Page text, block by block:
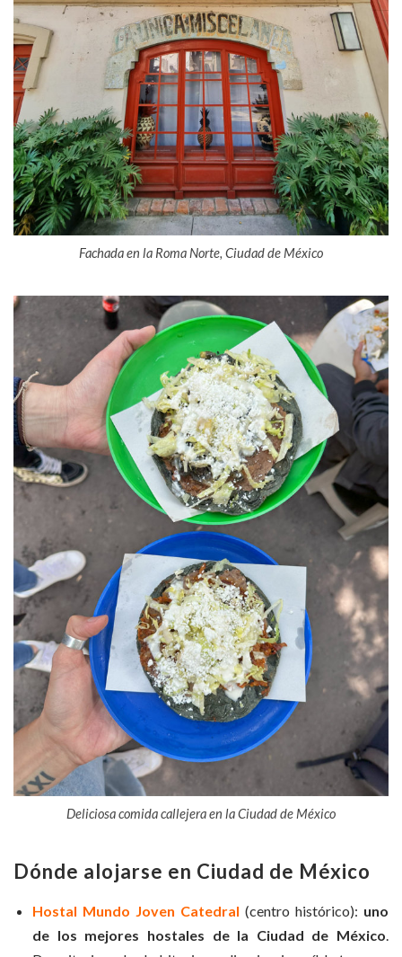
Fachada en la Roma Norte, Ciudad de México
Deliciosa comida callejera en la Ciudad de México
Dónde alojarse en Ciudad de México
Hostal Mundo Joven Catedral (centro histórico): uno
de los mejores hostales de la Ciudad de México.